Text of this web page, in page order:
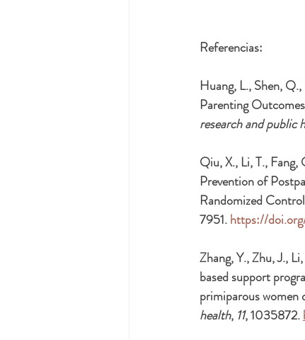
Referencias:
Huang, L., Shen,
Parenting
research and public
Qiu, X., Li, T.,
Prevention of
Randomized
7951. https://
Zhang, Y., Zhu, J.,
based support
primiparous
health, 11, 1035872.